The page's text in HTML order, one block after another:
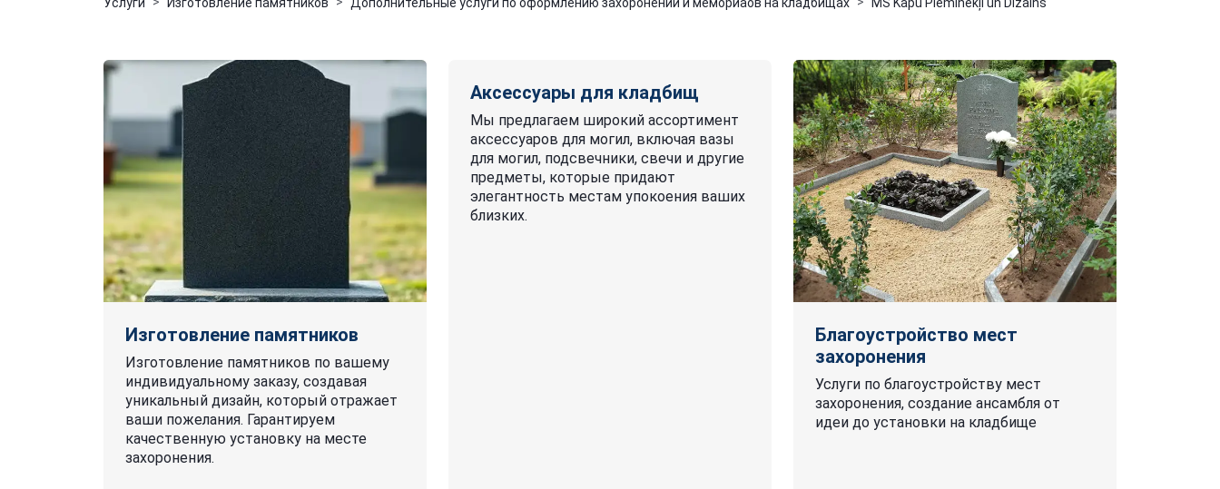
Изготовление памятников
Изготовление памятников по вашему
индивидуальному заказу, создавая
уникальный дизайн, который отражает
ваши пожелания. Гарантируем
качественную установку на месте
захоронения.
Аксессуары для кладбищ
Мы предлагаем широкий ассортимент
аксессуаров для могил, включая вазы
для могил, подсвечники, свечи и другие
предметы, которые придают
элегантность местам упокоения ваших
близких.
Благоустройство мест
захоронения
Услуги по благоустройству мест
захоронения, создание ансамбля от
идеи до установки на кладбище